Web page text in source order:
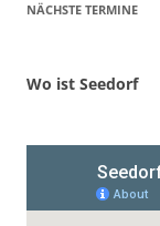
NÄCHSTE TERMINE
Wo ist Seedorf